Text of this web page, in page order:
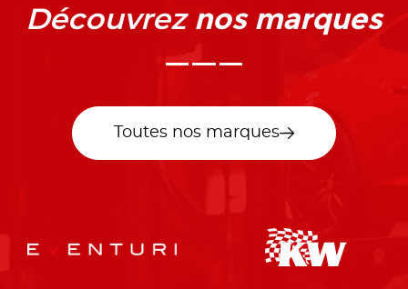
Découvrez nos marques
Toutes nos marques